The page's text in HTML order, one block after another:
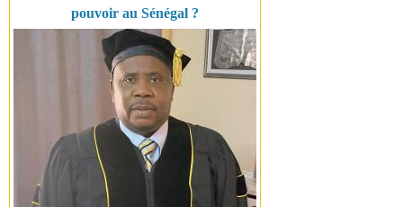
pouvoir au Sénégal ?